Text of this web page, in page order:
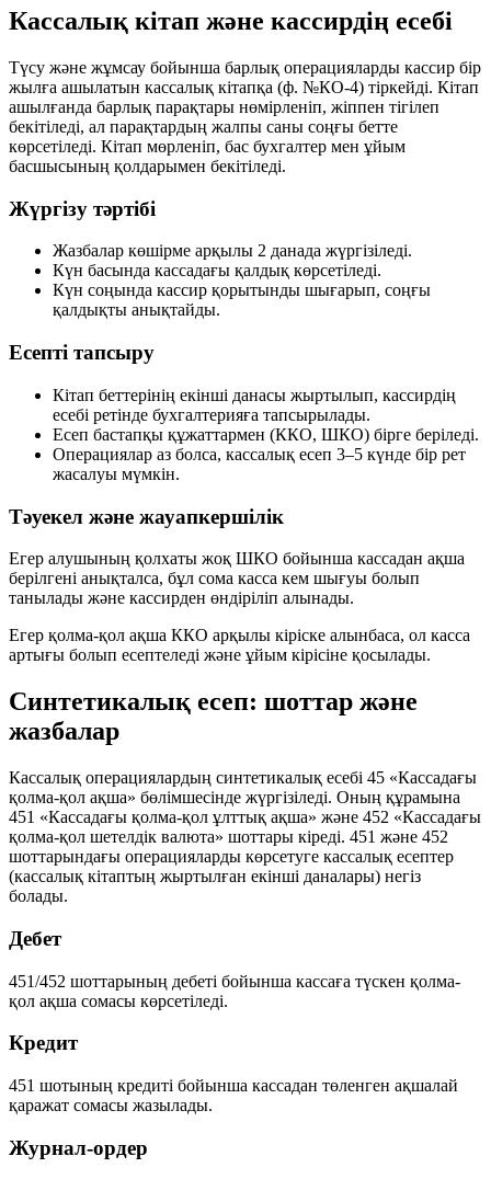
Кассалық кітап және кассирдің есебі
Түсу және жұмсау бойынша барлық операцияларды кассир бір
жылға ашылатын кассалық кітапқа (ф. №КО-4) тіркейді. Кітап
ашылғанда барлық парақтары нөмірленіп, жіппен тігілеп
бекітіледі, ал парақтардың жалпы саны соңғы бетте
көрсетіледі. Кітап мөрленіп, бас бухгалтер мен ұйым
басшысының қолдарымен бекітіледі.
Жүргізу тәртібі
Жазбалар көшірме арқылы 2 данада жүргізіледі.
Күн басында кассадағы қалдық көрсетіледі.
Күн соңында кассир қорытынды шығарып, соңғы
қалдықты анықтайды.
Есепті тапсыру
Кітап беттерінің екінші данасы жыртылып, кассирдің
есебі ретінде бухгалтерияға тапсырылады.
Есеп бастапқы құжаттармен (ККО, ШКО) бірге беріледі.
Операциялар аз болса, кассалық есеп 3–5 күнде бір рет
жасалуы мүмкін.
Тәуекел және жауапкершілік
Егер алушының қолхаты жоқ ШКО бойынша кассадан ақша
берілгені анықталса, бұл сома касса кем шығуы болып
танылады және кассирден өндіріліп алынады.
Егер қолма-қол ақша ККО арқылы кіріске алынбаса, ол касса
артығы болып есептеледі және ұйым кірісіне қосылады.
Синтетикалық есеп: шоттар және
жазбалар
Кассалық операциялардың синтетикалық есебі 45 «Кассадағы
қолма-қол ақша» бөлімшесінде жүргізіледі. Оның құрамына
451 «Кассадағы қолма-қол ұлттық ақша» және 452 «Кассадағы
қолма-қол шетелдік валюта» шоттары кіреді. 451 және 452
шоттарындағы операцияларды көрсетуге кассалық есептер
(кассалық кітаптың жыртылған екінші даналары) негіз
болады.
Дебет
451/452 шоттарының дебеті бойынша кассаға түскен қолма-
қол ақша сомасы көрсетіледі.
Кредит
451 шотының кредиті бойынша кассадан төленген ақшалай
қаражат сомасы жазылады.
Журнал-ордер